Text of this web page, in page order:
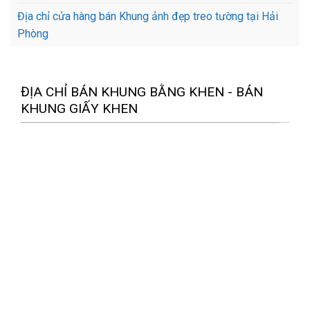
Địa chỉ cửa hàng bán Khung ảnh đẹp treo tường tại Hải
Phòng
ĐỊA CHỈ BÁN KHUNG BẰNG KHEN - BÁN
KHUNG GIẤY KHEN